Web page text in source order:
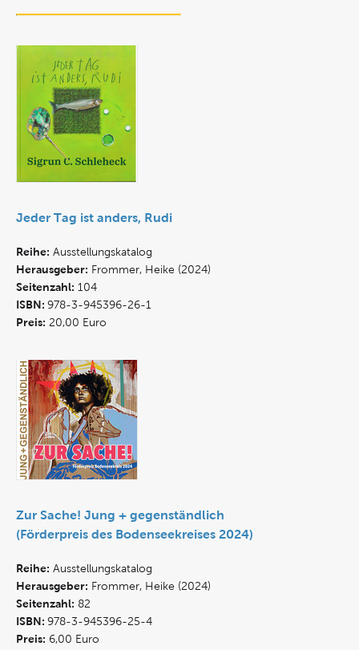
Jeder Tag ist anders, Rudi
Reihe: Ausstellungskatalog
Herausgeber: Frommer, Heike (2024)
Seitenzahl: 104
ISBN: 978-3-945396-26-1
Preis: 20,00 Euro
Zur Sache! Jung + gegenständlich
(Förderpreis des Bodenseekreises 2024)
Reihe: Ausstellungskatalog
Herausgeber: Frommer, Heike (2024)
Seitenzahl: 82
ISBN: 978-3-945396-25-4
Preis: 6,00 Euro